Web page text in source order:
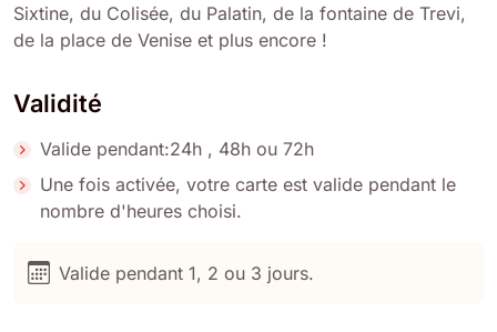
Sixtine, du Colisée, du Palatin, de la fontaine de Trevi,
de la place de Venise et plus encore !
Validité
Valide pendant:24h , 48h ou 72h
Une fois activée, votre carte est valide pendant le
nombre d'heures choisi.
Valide pendant 1, 2 ou 3 jours.